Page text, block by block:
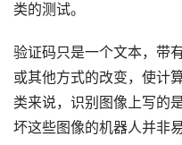
类的测试。
验证码只是一个文本，带
或其他方式的改变，使计
类来说，识别图像上写的
坏这些图像的机器人并非